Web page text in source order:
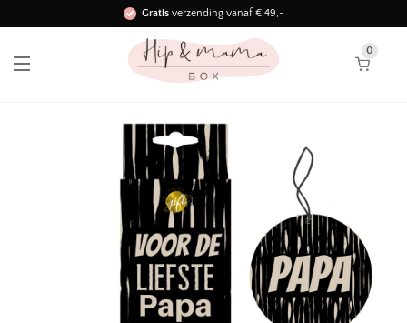
Gratisverzending vanaf € 49,-
Binnen 3 werkdagen in huis!
0